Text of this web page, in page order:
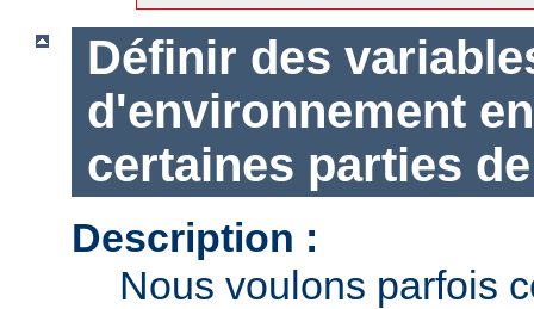
Définir des
d'environnement
certaines parties
Description :
Nous voulons parfois